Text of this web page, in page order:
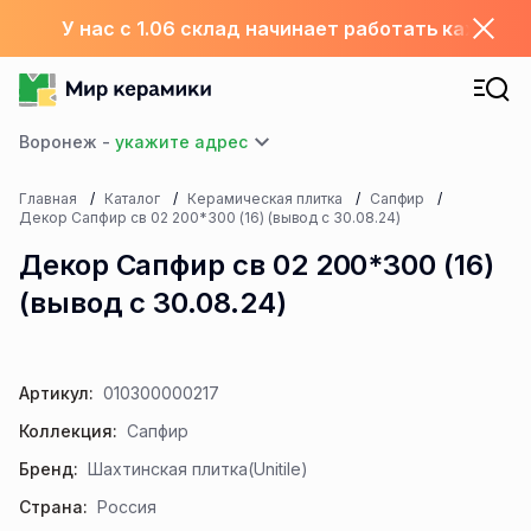
У нас с 1.06 склад начинает работать каждый
Воронеж -
Главная Каталог Керамическая плитка
Сапфир
Декор Сапфир св 02 200*300 (16) (вывод с 30.08.24)
Декор Сапфир св 02 200*300 (16)
(вывод с 30.08.24)
Артикул: 010300000217
Коллекция: Сапфир
Бренд: Шахтинская плитка(Unitile)
Страна: Россия